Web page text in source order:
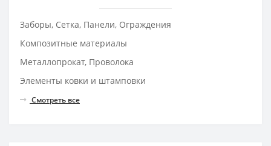
Заборы, Сетка, Панели, Ограждения
Композитные материалы
Металлопрокат, Проволока
Элементы ковки и штамповки
Смотреть все